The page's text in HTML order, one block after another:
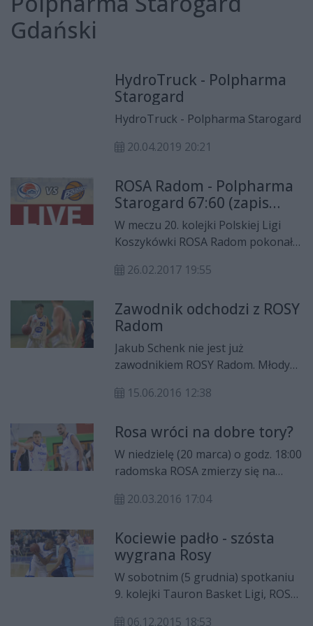
Gdański
HydroTruck - Polpharma
Starogard
HydroTruck - Polpharma Starogard
20.04.2019 20:21
ROSA Radom - Polpharma
Starogard 67:60 (zapis
relacji LIVE)
W meczu 20. kolejki Polskiej Ligi
Koszykówki ROSA Radom pokonała
67:60. Najwięcej punktów dla
który zapisał na swoim koncie 20
"oczek".
26.02.2017 19:55
Zawodnik odchodzi z ROSY
Radom
Jakub Schenk nie jest już
zawodnikiem ROSY Radom. Młody
Starogard Gdański.
15.06.2016 12:38
Rosa wróci na dobre tory?
W niedzielę (20 marca) o godz. 18:00
radomska ROSA zmierzy się na
Starogard Gdański. Rywale zajmują
ale to nie będzie łatwy mecz.
20.03.2016 17:04
Kociewie padło - szósta
wygrana Rosy
W sobotnim (5 grudnia) spotkaniu
9. kolejki Tauron Basket Ligi, ROSA
06.12.2015 18:53